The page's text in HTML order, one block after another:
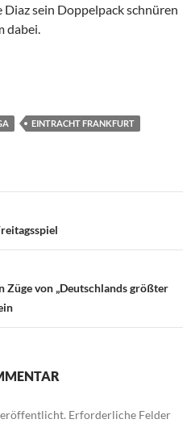
sein Doppelpack schnüren
dabei.
EINTRACHT FRANKFURT
Züge von „Deutschlands größter
Erforderliche Felder